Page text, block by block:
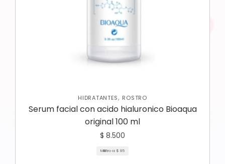
HIDRATANTES, ROSTRO
Serum facial con acido hialuronico Bioaqua
original 100 ml
$ 8.500
Mililitro a: $ 85